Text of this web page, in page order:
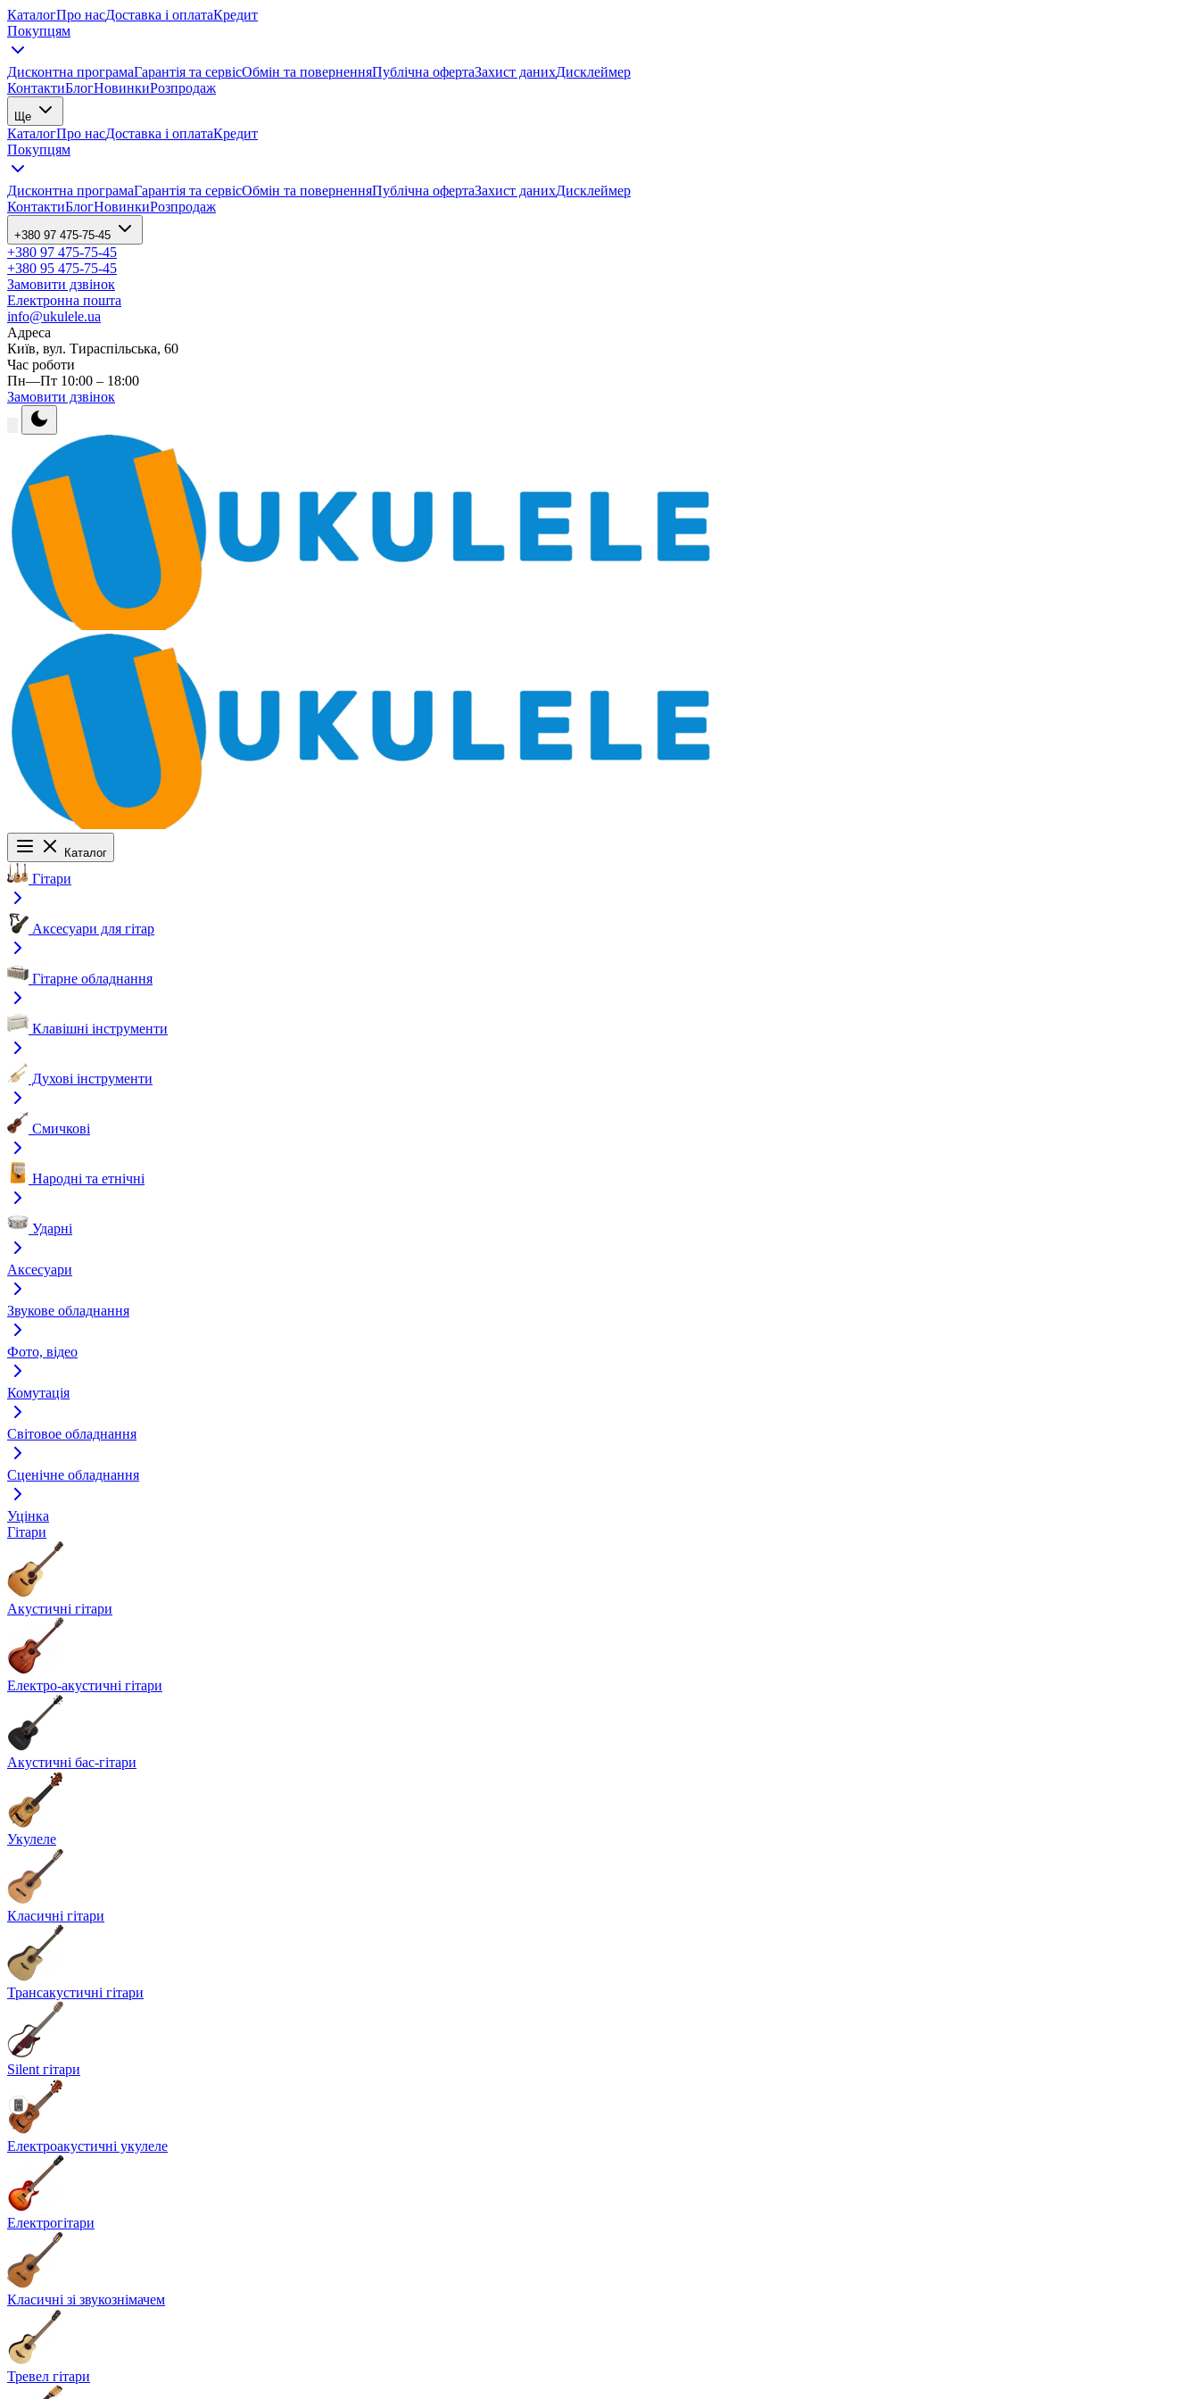
КаталогПро насДоставка і оплатаКредит
Покупцям
Дисконтна програмаГарантія та сервісОбмін та поверненняПублічна офертаЗахист данихДисклеймер
КонтактиБлогНовинкиРозпродаж
Ще
КаталогПро насДоставка і оплатаКредит
Покупцям
Дисконтна програмаГарантія та сервісОбмін та поверненняПублічна офертаЗахист данихДисклеймер
КонтактиБлогНовинкиРозпродаж
+380 97 475-75-45
+380 97 475-75-45
+380 95 475-75-45
Замовити дзвінок
Електронна пошта
info@ukulele.ua
Адреса
Київ, вул. Тираспільська, 60
Час роботи
Пн—Пт 10:00 – 18:00
Замовити дзвінок
Каталог
Гітари
Аксесуари для гітар
Гітарне обладнання
Клавішні інструменти
Духові інструменти
Смичкові
Народні та етнічні
Ударні
Аксесуари
Звукове обладнання
Фото, відео
Комутація
Світовое обладнання
Сценічне обладнання
Уцінка
Гітари
Акустичні гітари
Електро-акустичні гітари
Акустичні бас-гітари
Укулеле
Класичні гітари
Трансакустичні гітари
Silent гітари
Електроакустичні укулеле
Електрогітари
Класичні зі звукознімачем
Тревел гітари